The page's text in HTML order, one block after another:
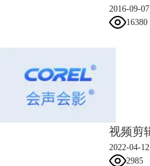
2016-09-07
16380
2022-04-12
2985